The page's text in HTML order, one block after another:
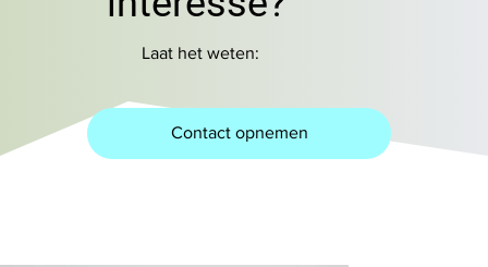
Laat het weten:
Contact opnemen